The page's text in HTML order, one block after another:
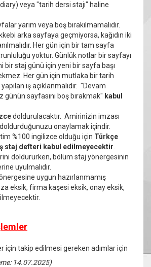
veya "tarih dersi stajı" haline
yarım veya boş bırakılmamalıdır.
arka sayfaya geçmiyorsa, kağıdın iki
Her gün için bir tam sayfa
yoktur. Günlük notlar bir sayfayı
bir staj günü için yeni bir sayfa başı
Her gün için mutlaka bir tarih
iş açıklanmalıdır. "Devam
günün sayfasını boş bırakmak" kabul
doldurulacaktır. Amirinizin imzası
onaylamak içindir.
%100 ingilizce olduğu için Türkçe
staj defteri kabul edilmeyecektir
doldururken, bölüm staj yönergesinin
uyulmalıdır.
uygun hazırlanmamış
eksik, firma kaşesi eksik, onay eksik,
için takip edilmesi gereken adımlar için
14.07.2025)